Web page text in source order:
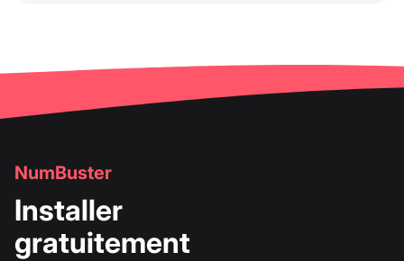
NumBuster
Installer
gratuitement